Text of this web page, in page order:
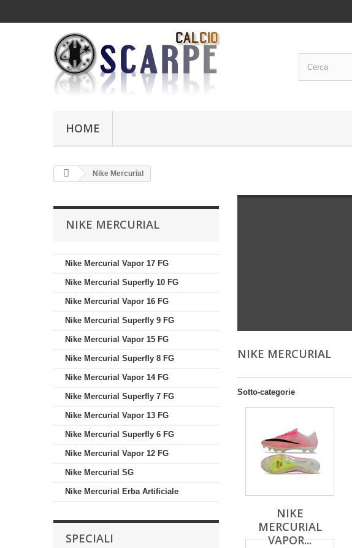
HOME
Nike Mercurial
NIKE MERCURIAL
Nike Mercurial Vapor 17 FG
Nike Mercurial Superfly 10 FG
Nike Mercurial Vapor 16 FG
Nike Mercurial Superfly 9 FG
Nike Mercurial Vapor 15 FG
Nike Mercurial Superfly 8 FG
Nike Mercurial Vapor 14 FG
Nike Mercurial Superfly 7 FG
Nike Mercurial Vapor 13 FG
Nike Mercurial Superfly 6 FG
Nike Mercurial Vapor 12 FG
Nike Mercurial SG
Nike Mercurial Erba Artificiale
SPECIALI
NIKE MERCURIAL
Sotto-categorie
NIKE
MERCURIAL
VAPOR...